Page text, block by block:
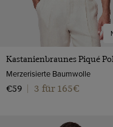
Kastanienbraunes Piqué
Merzerisierte Baumwolle
€59
3 für 165€